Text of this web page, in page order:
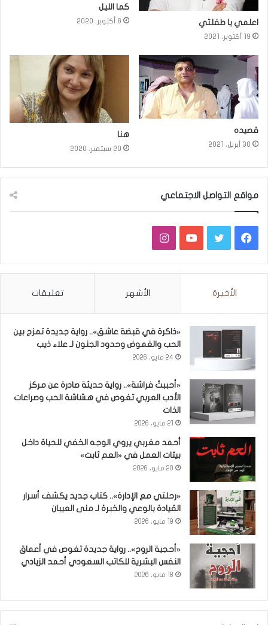
اعلمي يا طفلتي
19 أكتوبر، 2021
كما الليل
6 أكتوبر، 2020
قصيده
30 أبريل، 2021
هنا
20 سبتمبر، 2020
مواقع التواصل الاجتماعي
فيسبوكتويتر يوتيوبانستقرام
الأخيرة الأشهر تعليقات
«ذاكرة في قبضة عاشق».. رواية جديدة تمزج بين
الحب والغموض وحدود الجنون لـ علاء ذيب
24 مايو، 2026
«أحببتُ فراشة».. رواية حديثة صادرة عن مركز
الأدب العربي تغوص في هشاشة الحب وصراعات
الذات
21 مايو، 2026
أحمد مغربي يروي الوجه الخفي للحياة داخل
بيئات العمل في «العم ثابت»
20 مايو، 2026
«رحلتي مع الإدارة».. كتاب جديد يكشف أسرار
القيادة بالوعي والخبرة لـ منى العيبان
19 مايو، 2026
«أحجية الروح».. رواية جديدة تغوص في أعماق
النفس البشرية للكاتب السعودي أحمد الزيادي
18 مايو، 2026